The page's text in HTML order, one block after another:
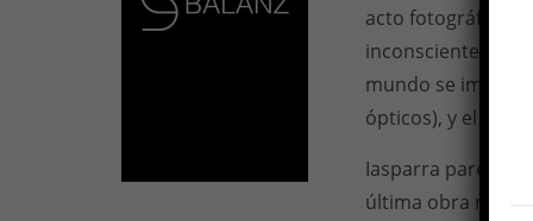
acto fotográfico,
inconsciente
mundo se impone
ópticos), y el
Iasparra parece
última obra no